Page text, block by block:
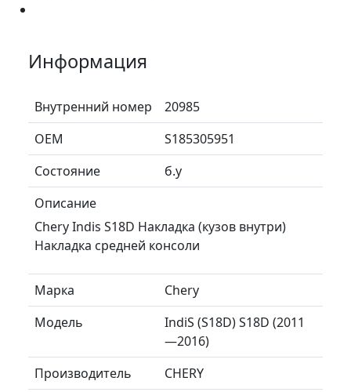
Информация
Внутренний номер
20985
ОЕМ
S185305951
Состояние
б.у
Описание
Chery Indis S18D Накладка (кузов внутри)
Накладка средней консоли
Марка
Chery
Модель
IndiS (S18D) S18D (2011
—2016)
Производитель
CHERY